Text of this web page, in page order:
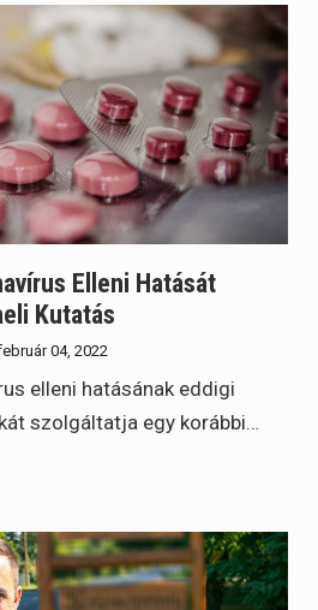
Elleni Hatását
Kutatás
04, 2022
elleni hatásának eddigi
szolgáltatja egy korábbi…